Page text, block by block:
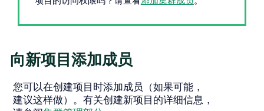
向新项目添加成员
您可以在创建项目时添加成员（如果可能，
建议这样做）。有关创建新项目的详细信息，